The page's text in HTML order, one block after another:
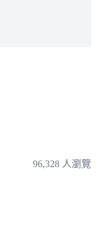
96,328 人瀏覽